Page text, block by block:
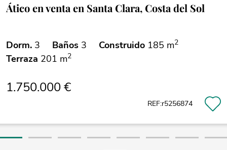
Ático en venta en Santa Clara, Costa del Sol
Dorm. 3 Baños 3 Construido 185 m2
Terraza 201 m2
1.750.000 €
REF:r5256874